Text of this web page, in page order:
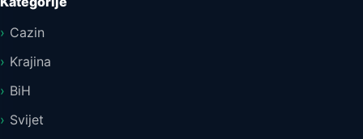
Cazin
Krajina
BiH
Svijet